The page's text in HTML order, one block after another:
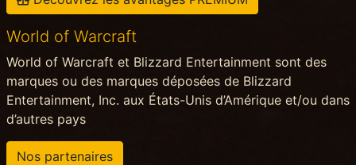
World of Warcraft
World of Warcraft et Blizzard Entertainment sont des
marques ou des marques déposées de Blizzard
Entertainment, Inc. aux États-Unis d’Amérique et/ou dans
d’autres pays
Nos partenaires